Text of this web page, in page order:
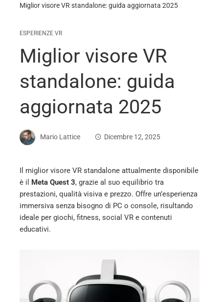
Miglior visore VR standalone: guida aggiornata 2025
ESPERIENZE VR
Miglior visore VR
standalone: guida
aggiornata 2025
Mario Lattice Dicembre 12, 2025
Il miglior visore VR standalone attualmente disponibile
è il Meta Quest 3, grazie al suo equilibrio tra
prestazioni, qualità visiva e prezzo. Offre un’esperienza
immersiva senza bisogno di PC o console, risultando
ideale per giochi, fitness, social VR e contenuti
educativi.